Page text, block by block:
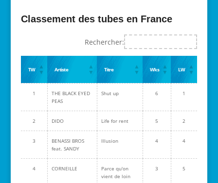
Classement des tubes en France
Rechercher:
TW Artiste Titre Wks LW
1
THE BLACK EYED
PEAS
Shut up 6 1
2 DIDO Life for rent 5 2
3
BENASSI BROS
feat. SANDY
Illusion 4 4
4 CORNEILLE
Parce qu'on
vient de loin
3 5